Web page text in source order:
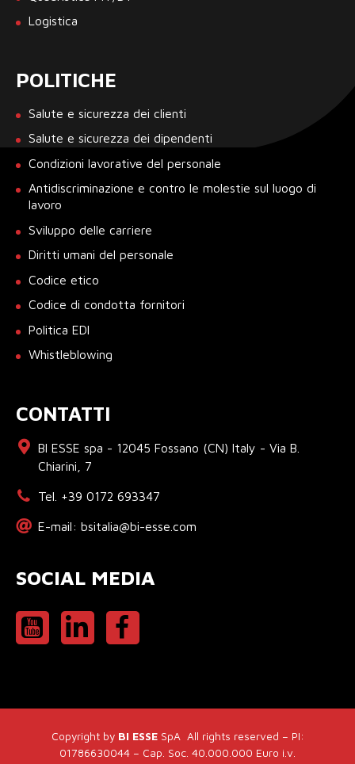
Logistica
POLITICHE
Salute e sicurezza dei clienti
Salute e sicurezza dei dipendenti
Condizioni lavorative del personale
Antidiscriminazione e contro le molestie sul luogo di
lavoro
Sviluppo delle carriere
Diritti umani del personale
Codice etico
Codice di condotta fornitori
Politica EDI
Whistleblowing
CONTATTI
BI ESSE spa - 12045 Fossano (CN) Italy - Via B.
Chiarini, 7
Tel. +39 0172 693347
E-mail: bsitalia@bi-esse.com
SOCIAL MEDIA
Copyright by BI ESSESpA All rights reserved – PI:
01786630044 – Cap. Soc. 40.000.000 Euro i.v.